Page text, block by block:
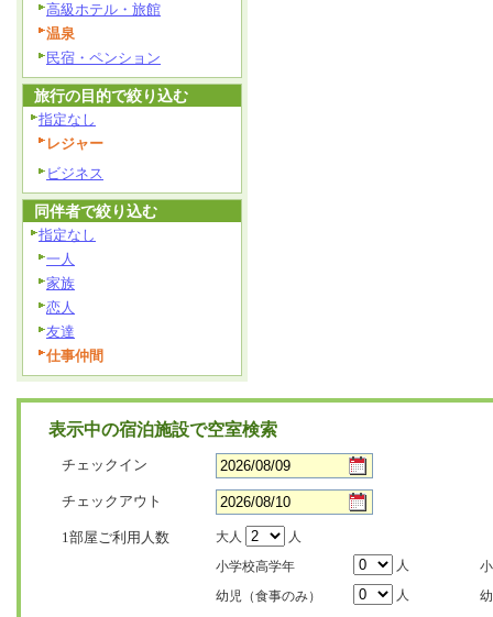
高級ホテル・旅館
温泉
民宿・ペンション
旅行の目的で絞り込む
指定なし
レジャー
ビジネス
同伴者で絞り込む
指定なし
一人
家族
恋人
友達
仕事仲間
表示中の宿泊施設で空室検索
チェックイン
チェックアウト
1部屋ご利用人数 大人
人
小学校高学年
人
幼児（食事のみ）
人